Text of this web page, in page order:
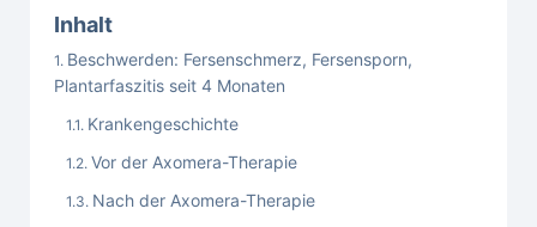
Inhalt
Beschwerden: Fersenschmerz, Fersensporn,
Plantarfaszitis seit 4 Monaten
Krankengeschichte
Vor der Axomera-Therapie
Nach der Axomera-Therapie